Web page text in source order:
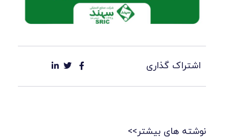
اشتراک گذاری
نوشته های بیشتر>>